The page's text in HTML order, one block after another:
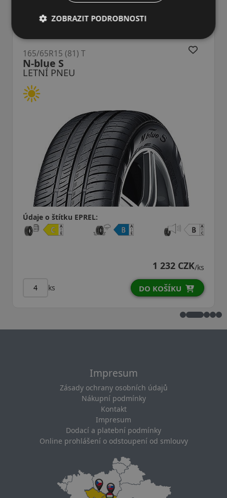
LETNÍ PNEU
N-blue S
165/65R15 (81) T
Údaje o štítku EPREL:
1 232 CZK/ks
ks DO KOŠÍKU
Impresum
Zásady ochrany osobních údajů
Nákupní podmínky
Kontakt
Impresum
Dodací a platební podmínky
Online prohlášení o odstoupení od smlouvy
ZOBRAZIT PODROBNOSTI